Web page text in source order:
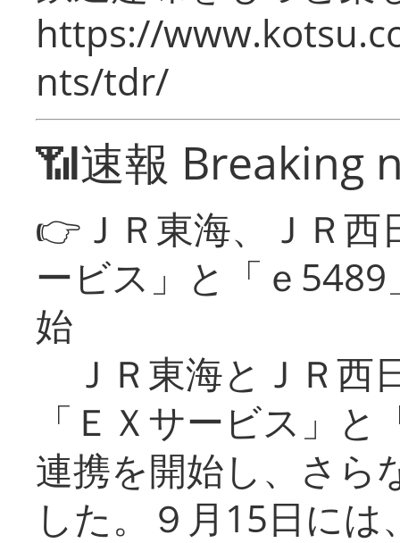
https://
nts/tdr/
📶速報 Breaking
👉ＪＲ東海、ＪＲ
ービス」と「ｅ
始
ＪＲ東海とＪＲ西
「ＥＸサービス」
連携を開始し、さら
した。９月15日に